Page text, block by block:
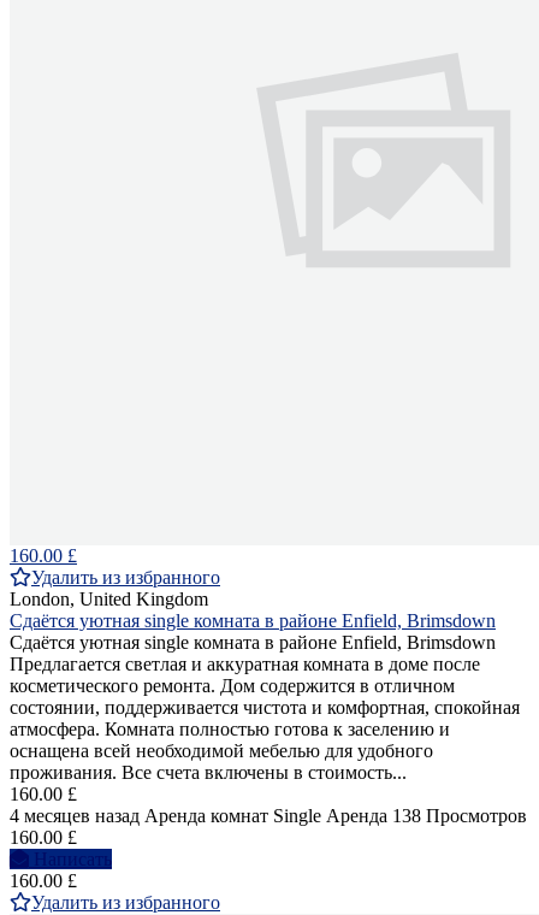
160.00 £
Удалить из избранного
London, United Kingdom
Сдаётся уютная single комната в районе Enfield, Brimsdown
Сдаётся уютная single комната в районе Enfield, Brimsdown
Предлагается светлая и аккуратная комната в доме после
косметического ремонта. Дом содержится в отличном
состоянии, поддерживается чистота и комфортная, спокойная
атмосфера. Комната полностью готова к заселению и
оснащена всей необходимой мебелью для удобного
проживания. Все счета включены в стоимость...
160.00 £
4 месяцев назад Аренда комнат Single Аренда 138 Просмотров
160.00 £
Написать
160.00 £
Удалить из избранного